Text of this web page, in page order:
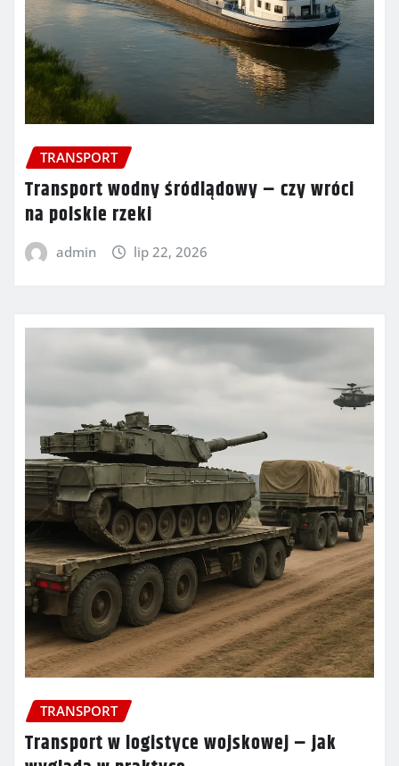
TRANSPORT
Transport wodny śródlądowy – czy wróci
na polskie rzeki
admin lip 22, 2026
TRANSPORT
Transport w logistyce wojskowej – jak